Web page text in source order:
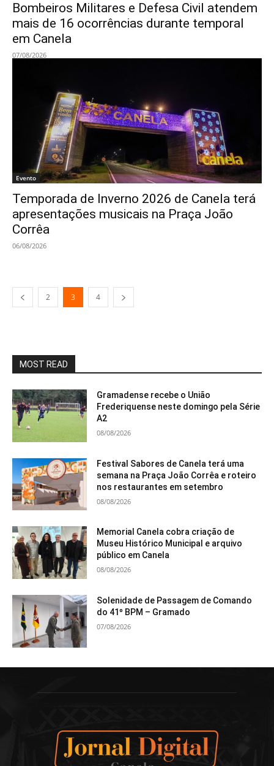
Bombeiros Militares e Defesa Civil atendem
mais de 16 ocorrências durante temporal
em Canela
07/08/2026
Evento
Temporada de Inverno 2026 de Canela terá
apresentações musicais na Praça João
Corrêa
06/08/2026
2 3 4
MOST READ
Gramadense recebe o União
Frederiquense neste domingo pela Série
A2
08/08/2026
Festival Sabores de Canela terá uma
semana na Praça João Corrêa e roteiro
nos restaurantes em setembro
08/08/2026
Memorial Canela cobra criação de
Museu Histórico Municipal e arquivo
público em Canela
08/08/2026
Solenidade de Passagem de Comando
do 41º BPM – Gramado
07/08/2026